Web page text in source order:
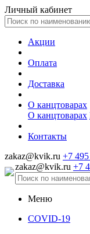
Личный кабинет
Акции
Оплата
Доставка
О канцтоварах
О канцтоварах
Контакты
zakaz@kvik.ru +7
zakaz@kvik.ru +7
Меню
COVID-19